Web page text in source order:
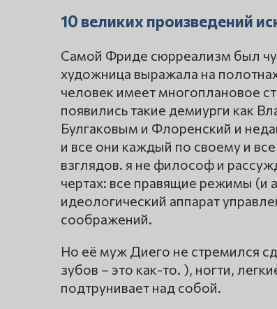
10 великих произведений
Самой Фриде сюрреализм был
художница выражала на
человек имеет многоплановое
появились такие демиурги как
Булгаковым и Флоренский и
и все они каждый по своему и
взглядов. я не философ и
чертах: все правящие режимы (и
идеологический аппарат
соображений.
Но её муж Диего не стремился
зубов – это как-то. ), ногти,
подтрунивает над собой.